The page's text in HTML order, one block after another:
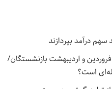
و اردیبهشت بازنشستگان/
است؟